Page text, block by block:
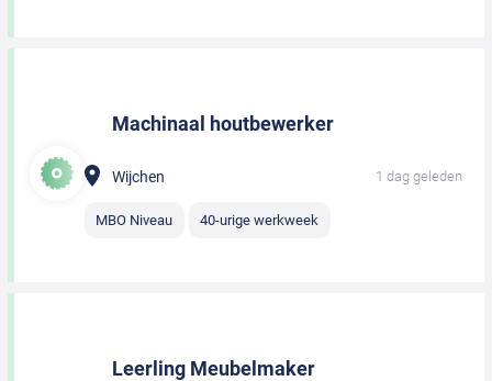
Machinaal houtbewerker
Wijchen 1 dag geleden
MBO Niveau 40-urige werkweek
Leerling Meubelmaker